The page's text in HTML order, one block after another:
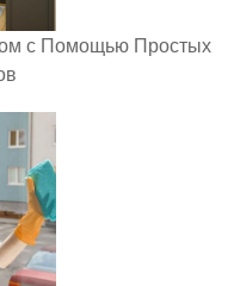
с Помощью Простых